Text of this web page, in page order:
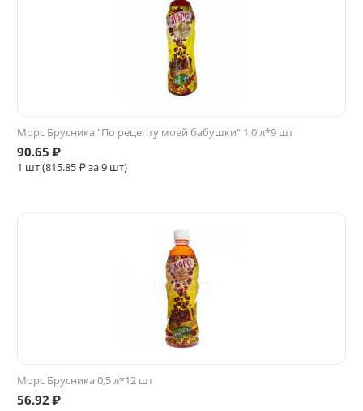
Морс Брусника "По рецепту моей бабушки" 1,0 л*9 шт
90.65 ₽
1 шт (815.85₽ за 9 шт)
Морс Брусника 0,5 л*12 шт
56.92 ₽